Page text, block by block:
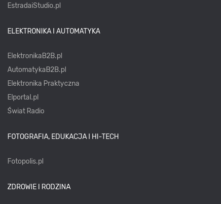
EstradaiStudio.pl
ELEKTRONIKA I AUTOMATYKA
ElektronikaB2B.pl
AutomatykaB2B.pl
Elektronika Praktyczna
Elportal.pl
Świat Radio
FOTOGRAFIA, EDUKACJA I HI-TECH
Fotopolis.pl
ZDROWIE I RODZINA